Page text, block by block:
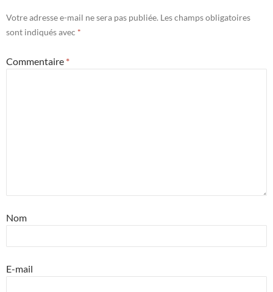
Votre adresse e-mail ne sera pas publiée. Les champs obligatoires
sont indiqués avec *
Commentaire *
Nom
E-mail